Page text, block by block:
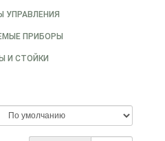
УПРАВЛЕНИЯ
ПРИБОРЫ
И СТОЙКИ